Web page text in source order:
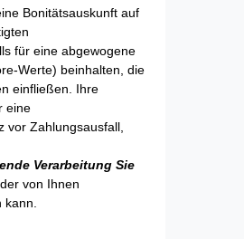
Bonitätsauskunft auf
für eine abgewogene
Werte) beinhalten, die
einfließen. Ihre
eine
vor Zahlungsausfall,
Verarbeitung Sie
von Ihnen